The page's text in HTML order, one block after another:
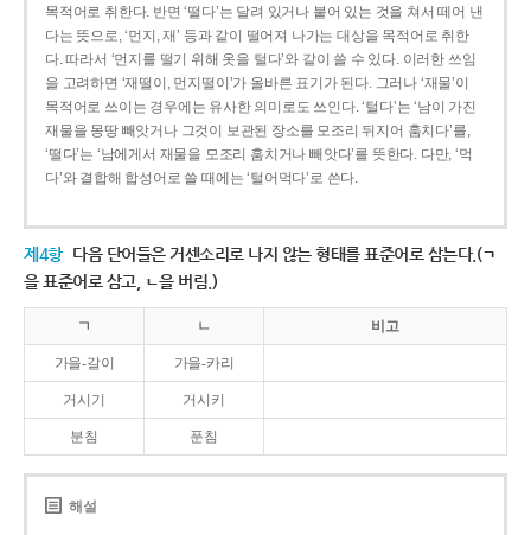
목적어로 취한다. 반면 ‘떨다’는 달려 있거나 붙어 있는 것을 쳐서 떼어 낸
다는 뜻으로, ‘먼지, 재’ 등과 같이 떨어져 나가는 대상을 목적어로 취한
다. 따라서 ‘먼지를 떨기 위해 옷을 털다’와 같이 쓸 수 있다. 이러한 쓰임
을 고려하면 ‘재떨이, 먼지떨이’가 올바른 표기가 된다. 그러나 ‘재물’이
목적어로 쓰이는 경우에는 유사한 의미로도 쓰인다. ‘털다’는 ‘남이 가진
재물을 몽땅 빼앗거나 그것이 보관된 장소를 모조리 뒤지어 훔치다’를,
‘떨다’는 ‘남에게서 재물을 모조리 훔치거나 빼앗다’를 뜻한다. 다만, ‘먹
다’와 결합해 합성어로 쓸 때에는 ‘털어먹다’로 쓴다.
제4항 다음 단어들은 거센소리로 나지 않는 형태를 표준어로 삼는다.(ㄱ
을 표준어로 삼고, ㄴ을 버림.)
ㄱ ㄴ 비고
가을-갈이 가을-카리
거시기 거시키
분침 푼침
해설